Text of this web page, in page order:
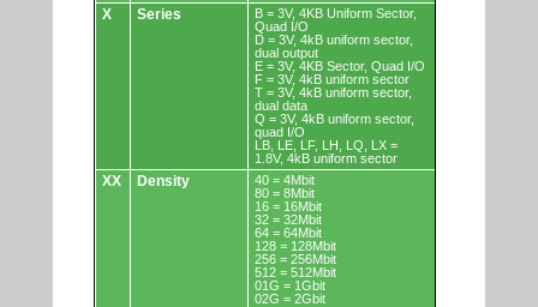
X Series
B = 3V, 4KB Uniform Sector,
Quad I/O
D = 3V, 4kB uniform sector,
dual output
E = 3V, 4KB Sector, Quad I/O
F = 3V, 4kB uniform sector
T = 3V, 4kB uniform sector,
dual data
Q = 3V, 4kB uniform sector,
quad I/O
LB, LE, LF, LH, LQ, LX =
1.8V, 4kB uniform sector
XX Density
40 = 4Mbit
80 = 8Mbit
16 = 16Mbit
32 = 32Mbit
64 = 64Mbit
128 = 128Mbit
256 = 256Mbit
512 = 512Mbit
01G = 1Gbit
02G = 2Gbit